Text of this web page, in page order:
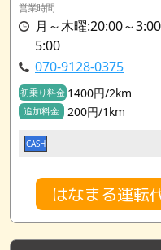
営業時間
月～木曜:20:00～
5:00
070-9128-0375
初乗り料金 1400円/2km
追加料金 200円/1km
CASH
はなまる運転